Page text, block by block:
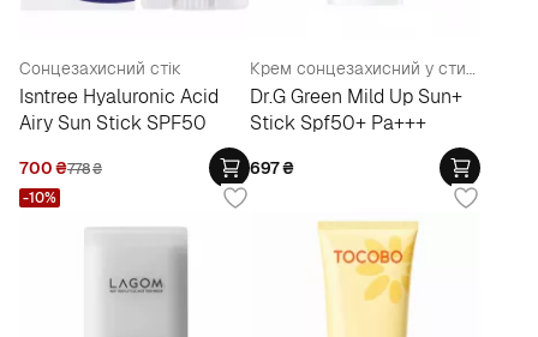
Сонцезахисний стік
Isntree Hyaluronic Acid
Airy Sun Stick SPF50
700₴778₴
Крем сонцезахисний у стику
Dr.G Green Mild Up Sun+
Stick Spf50+ Pa+++
697₴
-10%